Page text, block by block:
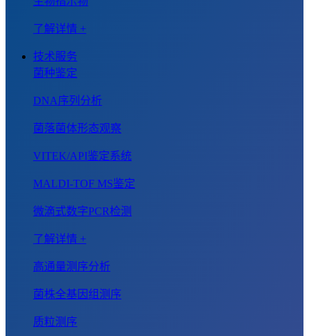
了解详情 +
技术服务
菌种鉴定
DNA序列分析
菌落菌体形态观察
VITEK/API鉴定系统
MALDI-TOF MS鉴定
微滴式数字PCR检测
了解详情 +
高通量测序分析
菌株全基因组测序
质粒测序